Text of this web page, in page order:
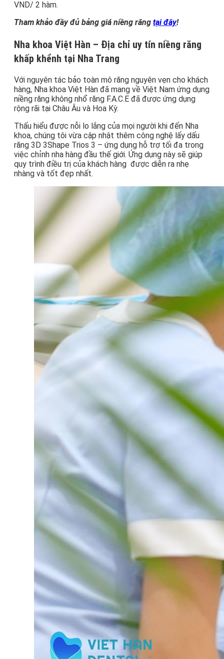
VND/ 2 hàm.
Tham khảo đầy đủ bảng giá niềng răng tại đây!
Nha khoa Việt Hàn – Địa chỉ uy tín niềng răng
khấp khểnh tại Nha Trang
Với nguyên tác bảo toàn mô răng nguyên vẹn cho khách
hàng, Nha khoa Việt Hàn đã mang về Việt Nam ứng dụng
niềng răng không nhổ răng F.A.C.E đã được ứng dụng
rộng rãi tại Châu Âu và Hoa Kỳ.
Thấu hiểu được nỗi lo lắng của mọi người khi đến Nha
khoa, chúng tôi vừa cập nhật thêm công nghệ lấy dấu
răng 3D 3Shape Trios 3 – ứng dụng hỗ trợ tối đa trong
việc chỉnh nha hàng đầu thế giới. Ứng dụng này sẽ giúp
quy trình điều trị của khách hàng được diễn ra nhẹ
nhàng và tốt đẹp nhất.